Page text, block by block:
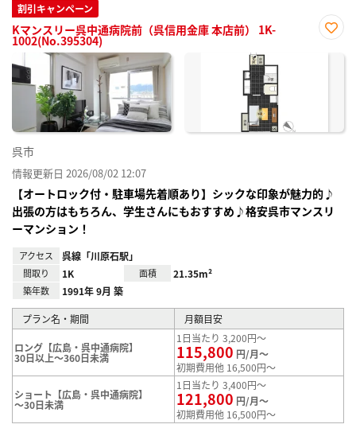
割引キャンペーン
Kマンスリー呉中通病院前（呉信用金庫 本店前） 1K-
1002(No.395304)
に入
呉市
情報更新日 2026/08/02 12:07
【オートロック付・駐車場先着順あり】シックな印象が魅力的♪
出張の方はもちろん、学生さんにもおすすめ♪格安呉市マンスリ
ーマンション！
アクセス 呉線「川原石駅」
間取り 1K 面積 21.35m²
築年数 1991年 9月 築
プラン名・期間 月額目安
ロング【広島・呉中通病院】
30日以上～360日未満
1日当たり 3,200円～
115,800 円/月～
初期費用他 16,500円～
ショート【広島・呉中通病院】
～30日未満
1日当たり 3,400円～
121,800 円/月～
初期費用他 16,500円～